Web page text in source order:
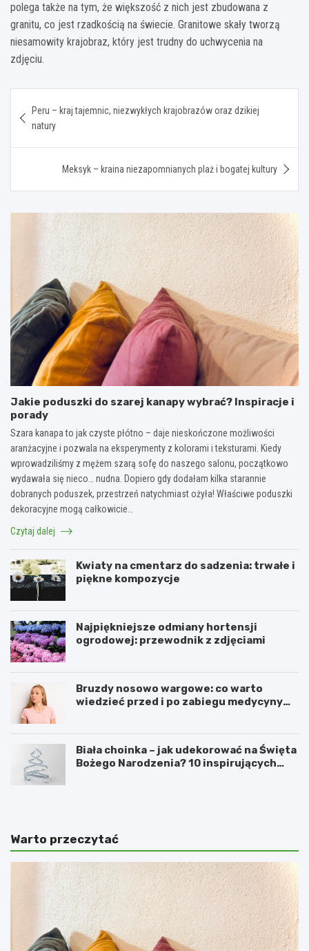
polega także na tym, że większość z nich jest zbudowana z
granitu, co jest rzadkością na świecie. Granitowe skały tworzą
niesamowity krajobraz, który jest trudny do uchwycenia na
zdjęciu.
wpisu
Peru – kraj tajemnic, niezwykłych krajobrazów oraz dzikiej
natury
Meksyk – kraina niezapomnianych plaż i bogatej kultury
Jakie poduszki do szarej kanapy wybrać? Inspiracje i
porady
Szara kanapa to jak czyste płótno – daje nieskończone możliwości
aranżacyjne i pozwala na eksperymenty z kolorami i teksturami. Kiedy
wprowadziliśmy z mężem szarą sofę do naszego salonu, początkowo
wydawała się nieco… nudna. Dopiero gdy dodałam kilka starannie
dobranych poduszek, przestrzeń natychmiast ożyła! Właściwe poduszki
dekoracyjne mogą całkowicie…
Czytaj dalej
Kwiaty na cmentarz do sadzenia: trwałe i
piękne kompozycje
Najpiękniejsze odmiany hortensji
ogrodowej: przewodnik z zdjęciami
Bruzdy nosowo wargowe: co warto
wiedzieć przed i po zabiegu medycyny
Biała choinka – jak udekorować na Święta
Bożego Narodzenia? 10 inspirujących
Warto przeczytać